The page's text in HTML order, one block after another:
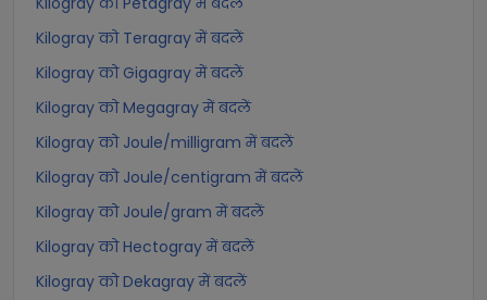
Kilogray को Teragray में बदलें
Kilogray को Gigagray में बदलें
Kilogray को Megagray में बदलें
Kilogray को Joule/milligram में बदलें
Kilogray को Joule/centigram में बदलें
Kilogray को Joule/gram में बदलें
Kilogray को Hectogray में बदलें
Kilogray को Dekagray में बदलें